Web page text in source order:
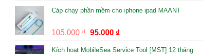
Cáp chạy phần mềm cho iphone ipad MAANT
105.000₫ 95.000 ₫
Kích hoạt MobileSea Service Tool [MST] 12 tháng